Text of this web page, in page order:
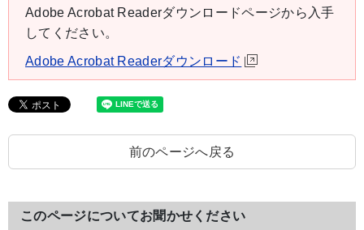
Adobe Acrobat Readerダウンロードページから入手
してください。
Adobe Acrobat Readerダウンロード
前のページへ戻る
このページについてお聞かせください